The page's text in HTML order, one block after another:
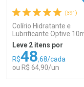
(391)
Colírio Hidratante e
Lubrificante Optive
Leve 2 itens por
R$48,68/cada
ou R$ 64,90/un